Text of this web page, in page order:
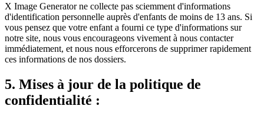
X Image Generator ne collecte pas sciemment d'informations
d'identification personnelle auprès d'enfants de moins de 13 ans. Si
vous pensez que votre enfant a fourni ce type d'informations sur
notre site, nous vous encourageons vivement à nous contacter
immédiatement, et nous nous efforcerons de supprimer rapidement
ces informations de nos dossiers.
5. Mises à jour de la politique de
confidentialité :